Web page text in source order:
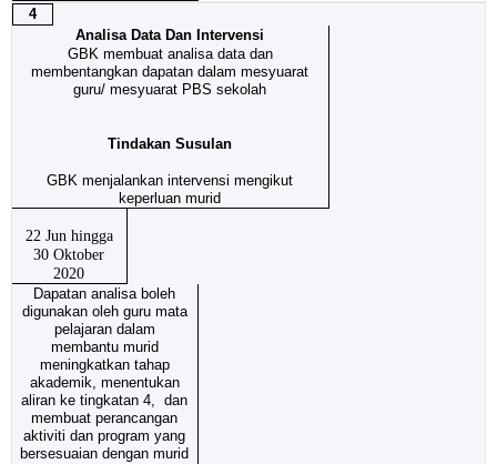
4
Analisa Data Dan Intervensi
GBK membuat analisa data dan
membentangkan dapatan dalam mesyuarat
guru/ mesyuarat PBS sekolah
Tindakan Susulan
GBK menjalankan intervensi mengikut
keperluan murid
22 Jun hingga
30 Oktober
2020
Dapatan analisa boleh
digunakan oleh guru mata
pelajaran dalam
membantu murid
meningkatkan tahap
akademik, menentukan
aliran ke tingkatan 4, dan
membuat perancangan
aktiviti dan program yang
bersesuaian dengan murid